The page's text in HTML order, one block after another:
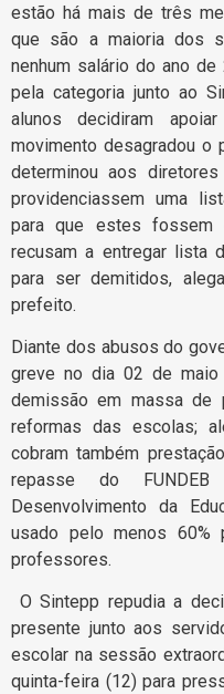
estão há mais de três
que são a maioria dos
nenhum salário do ano
pela categoria junto ao
alunos decidiram
movimento desagradou o
determinou aos
providenciassem uma
para que estes fossem
recusam a entregar lista
para ser demitidos,
prefeito.
Diante dos abusos do
greve no dia 02 de
demissão em massa de
reformas das escolas;
cobram também
repasse do
Desenvolvimento da
usado pelo menos 60%
professores.
O Sintepp repudia a
presente junto aos
escolar na sessão
quinta-feira (12) para